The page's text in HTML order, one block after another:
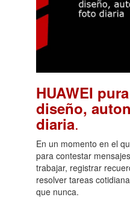
HUAWEI
diseño,
diaria.
En un momento en el
para contestar
trabajar, registrar
resolver tareas
que nunca.